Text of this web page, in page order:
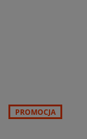
PROMOCJA